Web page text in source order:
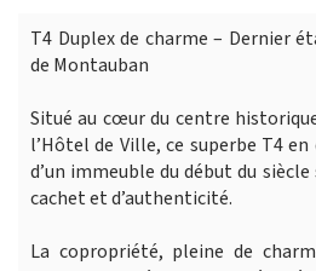
T4 Duplex de charme – Dernier
de Montauban
Situé au cœur du centre
l’Hôtel de Ville, ce superbe T4
d’un immeuble du début du
cachet et d’authenticité.
La copropriété, pleine de